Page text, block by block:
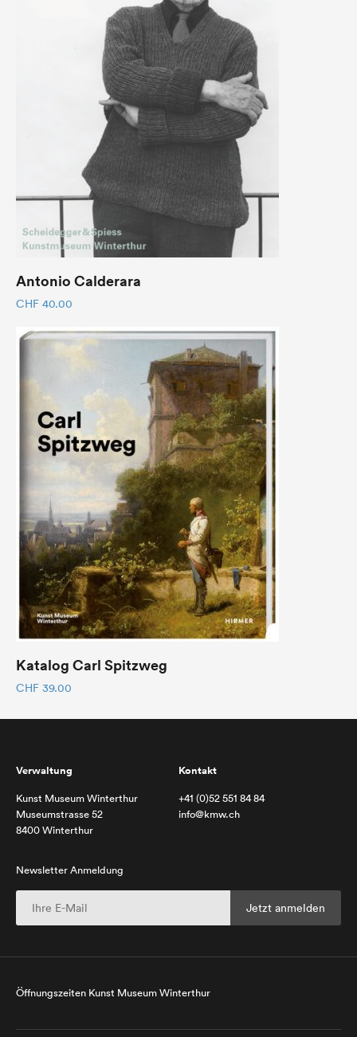
Antonio Calderara
CHF 40.00
Katalog Carl Spitzweg
CHF 39.00
Verwaltung
Kunst Museum Winterthur
Museumstrasse 52
8400 Winterthur
Kontakt
+41 (0)52 551 84 84
info@kmw.ch
Newsletter Anmeldung
Öffnungszeiten Kunst Museum Winterthur